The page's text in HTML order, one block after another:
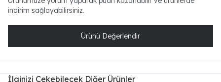
indirim sağlayabilirsiniz.
Ürünü Değerlendir
İlginizi Çekebilecek Diğer Ürünler